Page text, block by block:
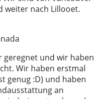
weiter nach Lillooet.
geregnet und wir haben
Wir haben erstmal
genug :D) und haben
an